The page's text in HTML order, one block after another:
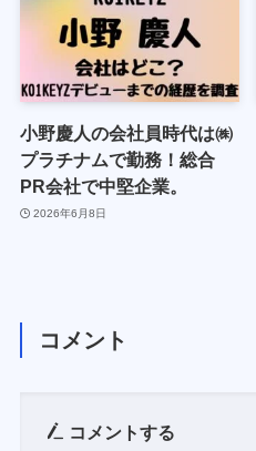
小野慶人の会社員時代は㈱
プラチナムで勤務！総合
PR会社で中堅企業。
2026年6月8日
コメント
コメントする